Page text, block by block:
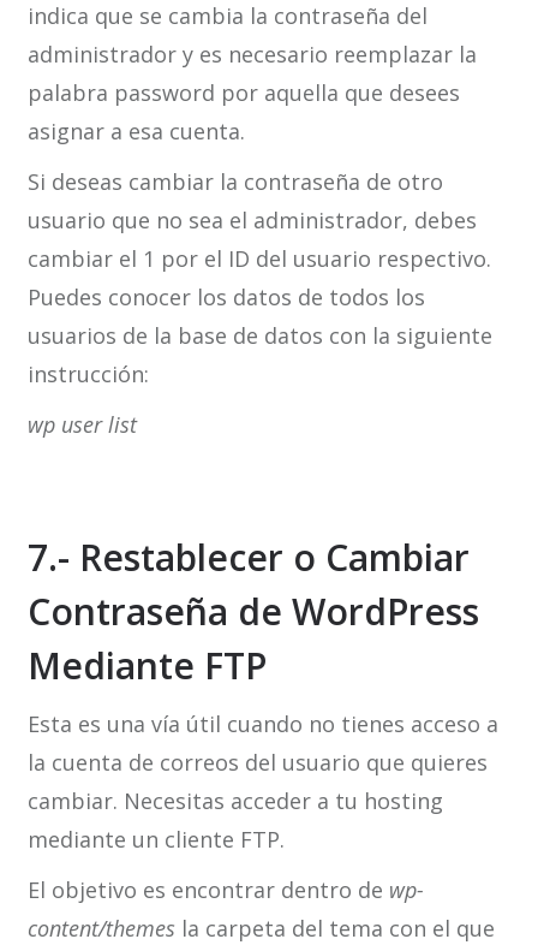
indica que se cambia la contraseña del
administrador y es necesario reemplazar la
palabra password por aquella que desees
asignar a esa cuenta.
Si deseas cambiar la contraseña de otro
usuario que no sea el administrador, debes
cambiar el 1 por el ID del usuario respectivo.
Puedes conocer los datos de todos los
usuarios de la base de datos con la siguiente
instrucción:
wp user list
7.- Restablecer o Cambiar
Contraseña de WordPress
Mediante FTP
Esta es una vía útil cuando no tienes acceso a
la cuenta de correos del usuario que quieres
cambiar. Necesitas acceder a tu hosting
mediante un cliente FTP.
El objetivo es encontrar dentro de wp-
content/themes la carpeta del tema con el que